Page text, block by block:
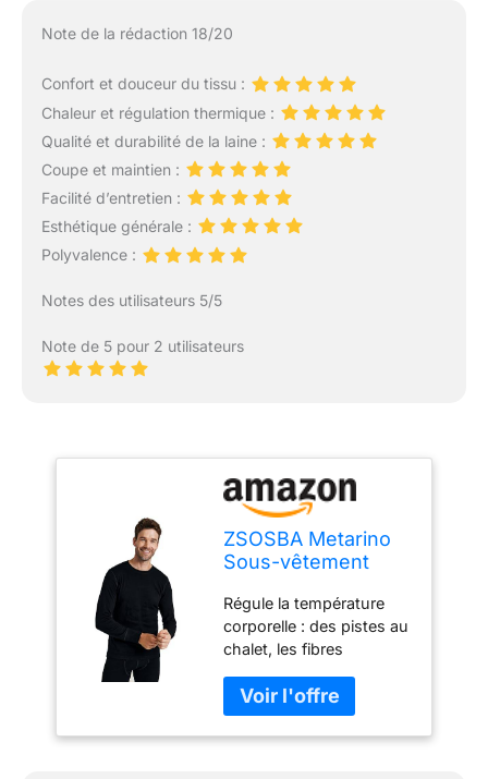
Note de la rédaction 18/20
Confort et douceur du tissu :
Chaleur et régulation thermique :
Qualité et durabilité de la laine :
Coupe et maintien :
Facilité d’entretien :
Esthétique générale :
Polyvalence :
Notes des utilisateurs 5/5
Note de 5 pour 2 utilisateurs
ZSOSBA Metarino
Sous-vêtement
manches longues
pour homme 100 %
laine mérinos pour
randonnée, voyage,
ski, noir, Taille M
Régule la température
corporelle : des pistes au
chalet, les fibres
mérinos sont excellentes
pour réguler la
température de votre